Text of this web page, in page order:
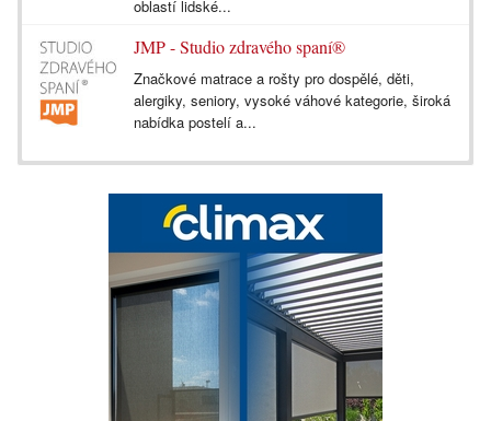
oblastí lidské...
JMP - Studio zdravého spaní®
Značkové matrace a rošty pro dospělé, děti,
alergiky, seniory, vysoké váhové kategorie, široká
nabídka postelí a...